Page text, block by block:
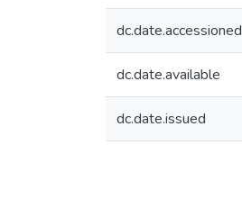
dc.date.accessioned
dc.date.available
dc.date.issued